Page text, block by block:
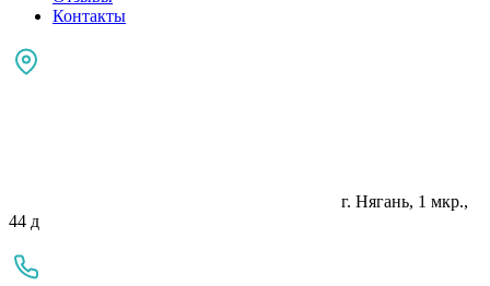
Контакты
г. Нягань, 1 мкр.,
44 д